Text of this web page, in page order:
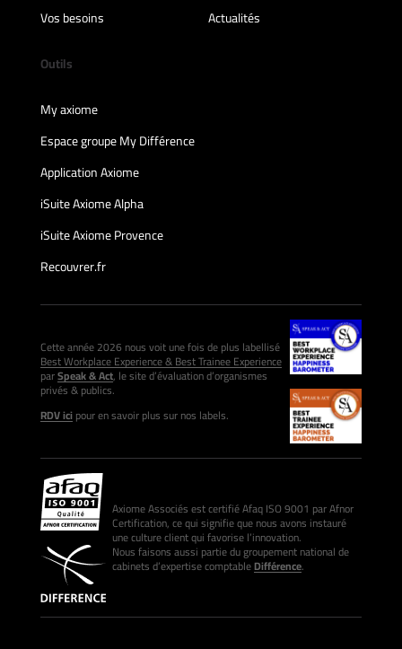
Vos besoins
Actualités
Outils
My axiome
Espace groupe My Différence
Application Axiome
iSuite Axiome Alpha
iSuite Axiome Provence
Recouvrer.fr
Cette année 2026 nous voit une fois de plus labellisé
Best Workplace Experience & Best Trainee Experience
parSpeak & Act, le site d’évaluation d’organismes
privés & publics.
RDV icipour en savoir plus sur nos labels.
Axiome Associés est certifié Afaq ISO 9001 par Afnor
Certification, ce qui signifie que nous avons instauré
une culture client qui favorise l’innovation.
Nous faisons aussi partie du groupement national de
cabinets d’expertise comptableDifférence.